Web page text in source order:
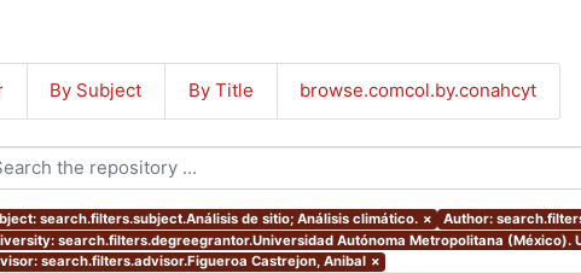
By Subject By Title browse.comcol.by.conahcyt
search.filters.subject.Análisis de sitio; Análisis climático. × Author:
search.filters.degreegrantor.Universidad Autónoma Metropolitana (México).
search.filters.advisor.Figueroa Castrejon, Anibal ×